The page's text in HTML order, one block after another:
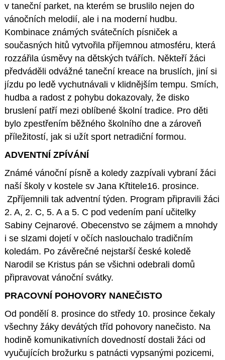
v taneční parket, na kterém se bruslilo nejen do
vánočních melodií, ale i na moderní hudbu.
Kombinace známých svátečních písniček a
současných hitů vytvořila příjemnou atmosféru, která
rozzářila úsměvy na dětských tvářích. Někteří žáci
předváděli odvážné taneční kreace na bruslích, jiní si
jízdu po ledě vychutnávali v klidnějším tempu. Smích,
hudba a radost z pohybu dokazovaly, že disko
bruslení patří mezi oblíbené školní tradice. Pro děti
bylo zpestřením běžného školního dne a zároveň
příležitostí, jak si užít sport netradiční formou.
ADVENTNÍ ZPÍVÁNÍ
Známé vánoční písně a koledy zazpívali vybraní žáci
naší školy v kostele sv Jana Křtitele16. prosince.
Zpříjemnili tak adventní týden. Program připravili žáci
2. A, 2. C, 5. A a 5. C pod vedením paní učitelky
Sabiny Cejnarové. Obecenstvo se zájmem a mnohdy
i se slzami dojetí v očích naslouchalo tradičním
koledám. Po závěrečné nejstarší české koledě
Narodil se Kristus pán se všichni odebrali domů
připravovat vánoční svátky.
PRACOVNÍ POHOVORY NANEČISTO
Od pondělí 8. prosince do středy 10. prosince čekaly
všechny žáky devátých tříd pohovory nanečisto. Na
hodině komunikativních dovedností dostali žáci od
vyučujících brožurku s patnácti vypsanými pozicemi,